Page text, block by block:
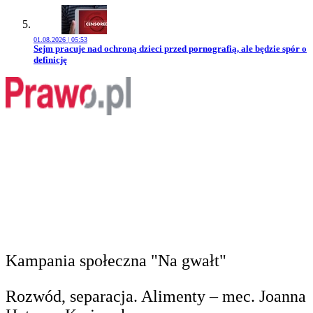
01.08.2026 | 05:53
Przejdź do artykułu:
Sejm pracuje nad ochroną dzieci przed pornografią, ale będzie spór o
definicję
Kampania społeczna "Na gwałt"
Rozwód, separacja. Alimenty – mec. Joanna